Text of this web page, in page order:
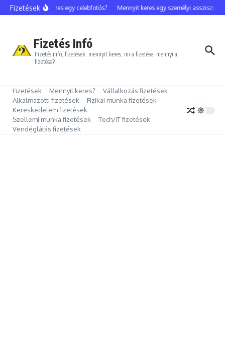
Ugrás a tartalomhoz
Fizetések
Mennyit keres egy celebfotós? Mennyit keres egy személyi asszisztens?
Fizetés Infó
Fizetés infó, fizetések, mennyit keres, mi a fizetése, mennyi a
fizetése?
Fizetések Mennyit keres?
Vállalkozás fizetések
Alkalmazotti fizetések
Fizikai munka fizetések
Kereskedelem fizetések
Szellemi munka fizetések
Tech/IT fizetések
Vendéglátás fizetések